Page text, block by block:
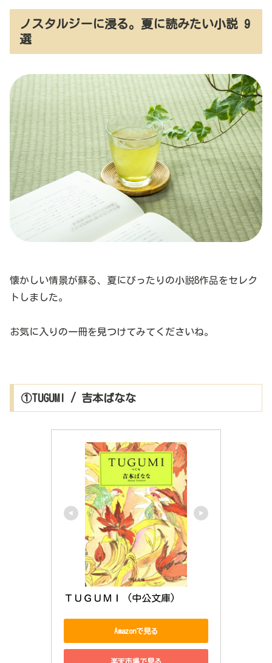
ノスタルジーに浸る。夏に読みたい小説 9
選
懐かしい情景が蘇る、夏にぴったりの小説8作品をセレク
トしました。
お気に入りの一冊を見つけてみてくださいね。
①TUGUMI / 吉本ばなな
ＴＵＧＵＭＩ (中公文庫)
Amazonで見る
楽天市場で見る